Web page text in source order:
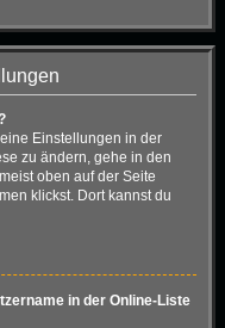
Einstellungen in der
zu ändern, gehe in den
oben auf der Seite
klickst. Dort kannst du
in der Online-Liste